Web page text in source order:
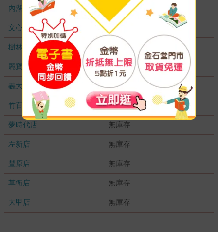
內湖大潤發 無庫存
文心店 無庫存
樹林店 無庫存
麗寶店 無庫存
義大店 無庫存
竹百店 無庫存
夢時代店 無庫存
左新店 無庫存
豐原店 無庫存
草衙店 無庫存
大甲店 無庫存